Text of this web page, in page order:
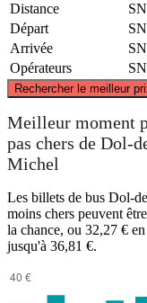
Distance
Départ
Arrivée
Opérateurs
Rechercher le meilleur
Meilleur moment
pas chers de Dol-
Michel
Les billets de bus Dol-
moins chers peuvent
la chance, ou 32,27 €
jusqu'à 36,81 €.